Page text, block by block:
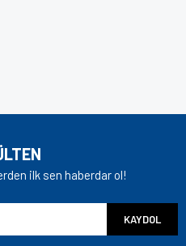
ilk sen haberdar ol!
KAYDOL